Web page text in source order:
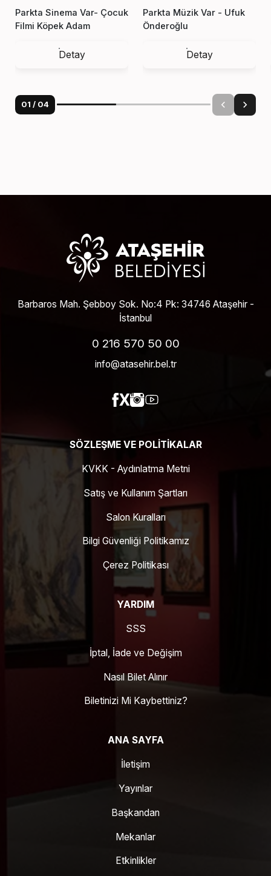
Parkta Sinema Var- Çocuk
Filmi Köpek Adam
Detay
Parkta Müzik Var - Ufuk
Önderoğlu
Detay
01 / 04
Barbaros Mah. Şebboy Sok. No:4 Pk: 34746 Ataşehir -
İstanbul
0 216 570 50 00
info@atasehir.bel.tr
SÖZLEŞME VE POLITIKALAR
KVKK - Aydınlatma Metni
Satış ve Kullanım Şartları
Salon Kuralları
Bilgi Güvenliği Politikamız
Çerez Politikası
YARDIM
SSS
İptal, İade ve Değişim
Nasıl Bilet Alınır
Biletinizi Mi Kaybettiniz?
ANA SAYFA
İletişim
Yayınlar
Başkandan
Mekanlar
Etkinlikler